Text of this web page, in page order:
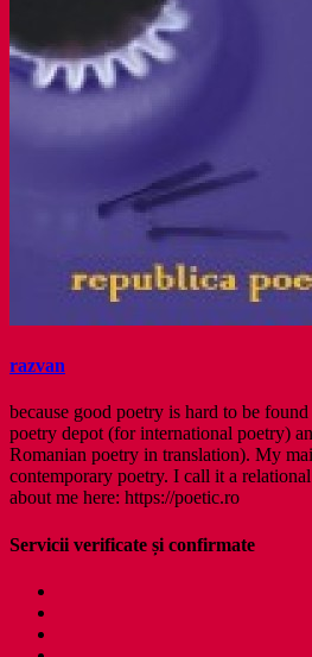
razvan
because good poetry is hard to be
poetry depot (for international poetry)
Romanian poetry in translation). My
contemporary poetry. I call it a
about me here: https://poetic.ro
Servicii verificate și confirmate